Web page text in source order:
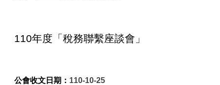
110年度「稅務聯繫座談會」
公會收文日期： 110-10-25